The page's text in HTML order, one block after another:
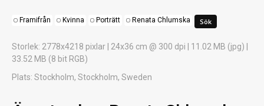
Framifrån Kvinna Porträtt Renata Chlumska
Storlek: 2778x4218 pixlar | 24x36 cm @ 300 dpi | 11.02 MB (jpg) |
33.52 MB (8 bit RGB)
Plats: Stockholm, Stockholm, Sweden